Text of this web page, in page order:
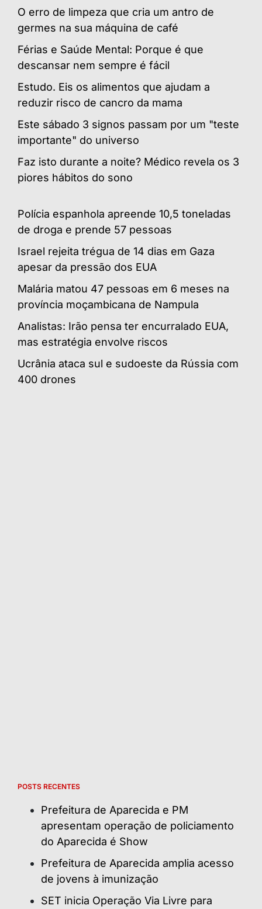
O erro de limpeza que cria um antro de
germes na sua máquina de café
Férias e Saúde Mental: Porque é que
descansar nem sempre é fácil
Estudo. Eis os alimentos que ajudam a
reduzir risco de cancro da mama
Este sábado 3 signos passam por um "teste
importante" do universo
Faz isto durante a noite? Médico revela os 3
piores hábitos do sono
Polícia espanhola apreende 10,5 toneladas
de droga e prende 57 pessoas
Israel rejeita trégua de 14 dias em Gaza
apesar da pressão dos EUA
Malária matou 47 pessoas em 6 meses na
província moçambicana de Nampula
Analistas: Irão pensa ter encurralado EUA,
mas estratégia envolve riscos
Ucrânia ataca sul e sudoeste da Rússia com
400 drones
POSTS RECENTES
Prefeitura de Aparecida e PM
apresentam operação de policiamento
do Aparecida é Show
Prefeitura de Aparecida amplia acesso
de jovens à imunização
SET inicia Operação Via Livre para